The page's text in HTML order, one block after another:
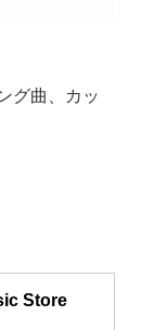
グ曲、カッ
Store